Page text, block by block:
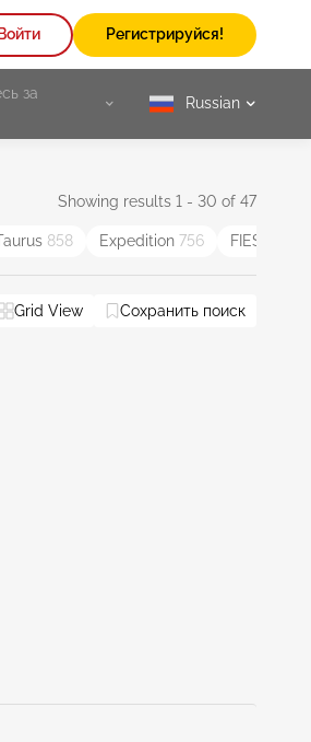
Войти Регистрируйся!
за
selected
Russian
Showing results 1 - 30 of 47
858 Expedition 756 FIESTA
Grid View Сохранить поиск